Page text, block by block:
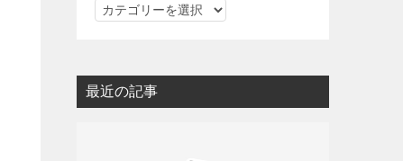
カ
リ
ー
最近の記事